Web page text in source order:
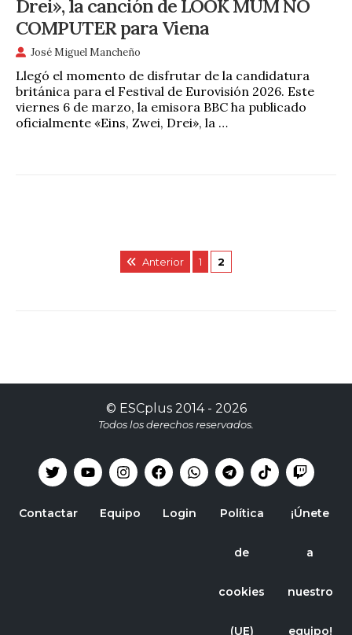
Drei», la canción de LOOK MUM NO
COMPUTER para Viena
José Miguel Mancheño
Llegó el momento de disfrutar de la candidatura
británica para el Festival de Eurovisión 2026. Este
viernes 6 de marzo, la emisora BBC ha publicado
oficialmente «Eins, Zwei, Drei», la …
Anterior 1 2
© ESCplus2014 - 2026
Todos los derechos reservados.
Contactar Equipo Login Política
de
cookies
(UE)
¡Únete
a
nuestro
equipo!